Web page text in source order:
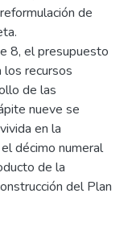
de
8, el presupuesto
los recursos
de las
nueve se
en la
décimo numeral
de la
del Plan